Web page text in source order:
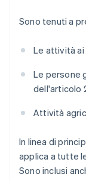
Sono tenuti a
Le attività ai
Le persone
dell'articolo
Attività
In linea di
applica a tutte
Sono inclusi